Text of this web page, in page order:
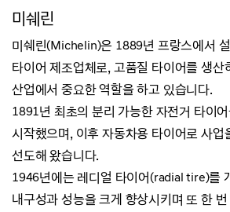
미쉐린
미쉐린(Michelin)은 1889년 프랑스에서
타이어 제조업체로, 고품질 타이어를 생산
산업에서 중요한 역할을 하고 있습니다.
1891년 최초의 분리 가능한 자전거 타이
시작했으며, 이후 자동차용 타이어로 사업
선도해 왔습니다.
1946년에는 레디얼 타이어(radial tire)를
내구성과 성능을 크게 향상시키며 또 한